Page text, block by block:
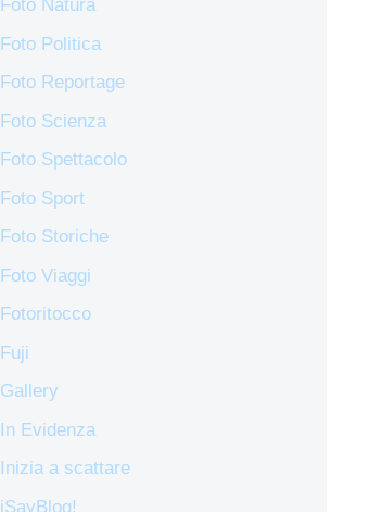
Foto Natura
Foto Politica
Foto Reportage
Foto Scienza
Foto Spettacolo
Foto Sport
Foto Storiche
Foto Viaggi
Fotoritocco
Fuji
Gallery
In Evidenza
Inizia a scattare
iSayBlog!